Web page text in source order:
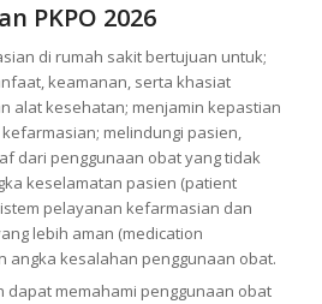
PKPO 2026
di rumah sakit bertujuan untuk;
keamanan, serta khasiat
alat kesehatan; menjamin kepastian
melindungi pasien,
dari penggunaan obat yang tidak
keselamatan pasien (patient
pelayanan kefarmasian dan
lebih aman (medication
angka kesalahan penggunaan obat.
dapat memahami penggunaan obat